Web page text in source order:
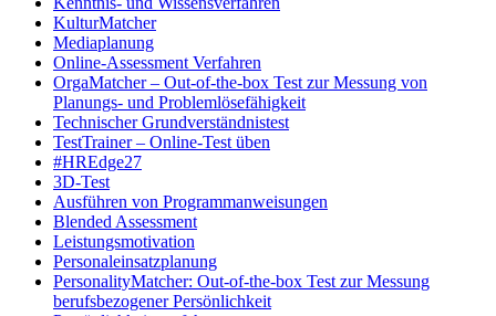
KulturMatcher
Mediaplanung
Online-Assessment Verfahren
OrgaMatcher – Out-of-the-box Test zur Messung von
Planungs- und Problemlösefähigkeit
Technischer Grundverständnistest
TestTrainer – Online-Test üben
#HREdge27
3D-Test
Ausführen von Programmanweisungen
Blended Assessment
Leistungsmotivation
Personaleinsatzplanung
PersonalityMatcher: Out-of-the-box Test zur Messung
berufsbezogener Persönlichkeit